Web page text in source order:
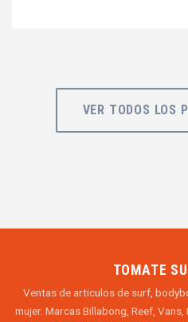
VER TODOS LOS
TOMATE
Ventas de articulos de surf,
mujer. Marcas Billabong, Reef,